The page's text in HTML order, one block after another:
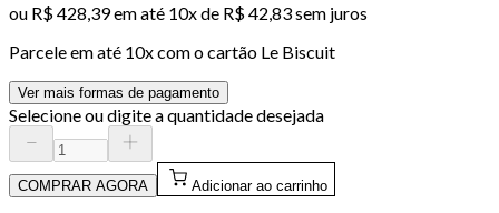
ou R$ 428,39em até 10x de R$ 42,83 sem juros
Parcele em até 10x com o cartão Le Biscuit
Ver mais formas de pagamento
Selecione ou digite a quantidade desejada
COMPRAR AGORA Adicionar ao carrinho